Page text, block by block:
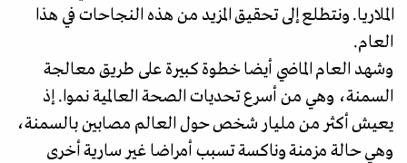
الملاريا. ونتطلع إلى تحقيق المزيد من هذه النجاحات في هذا
العام.
وشهد العام الماضي أيضا خطوة كبيرة على طريق معالجة
السمنة، وهي من أسرع تحديات الصحة العالمية نموا. إذ
يعيش أكثر من مليار شخص حول العالم مصابين بالسمنة،
وهي حالة مزمنة وناكسة تسبب أمراضا غير سارية أخرى